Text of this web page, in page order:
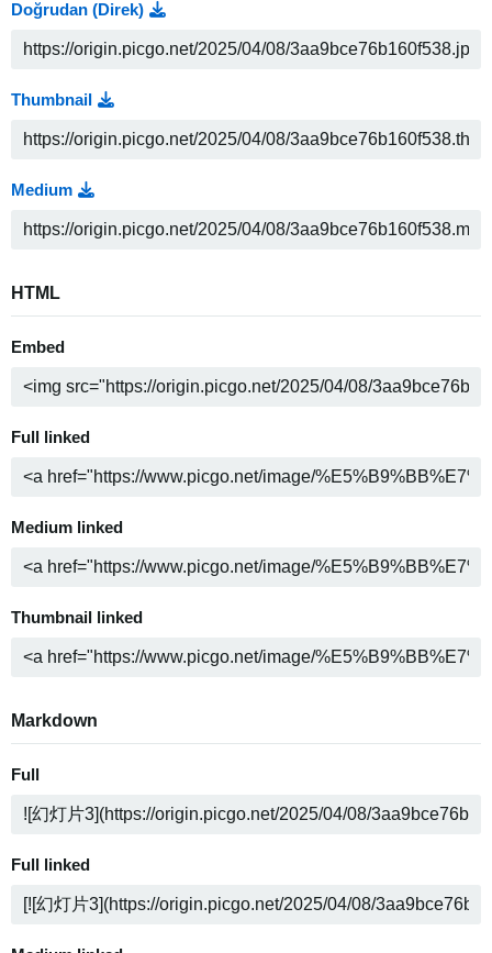
Doğrudan (Direk)
Thumbnail
Medium
HTML
Embed
Full linked
Medium linked
Thumbnail linked
Markdown
Full
Full linked